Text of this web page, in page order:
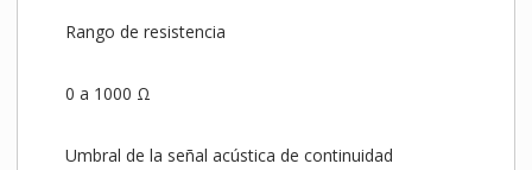
Rango de resistencia
0 a 1000 Ω
Umbral de la señal acústica de continuidad